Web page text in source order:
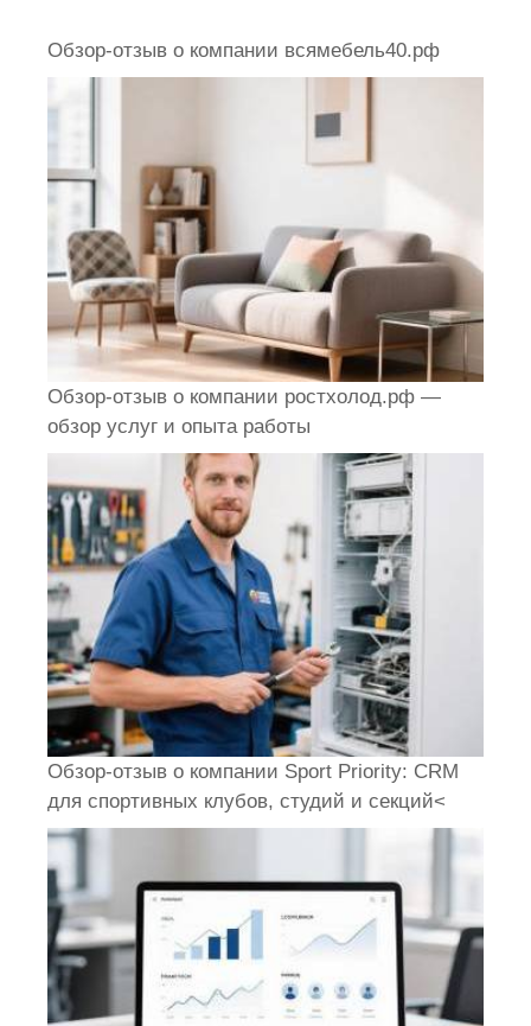
Обзор-отзыв о компании всямебель40.рф
Обзор-отзыв о компании ростхолод.рф —
обзор услуг и опыта работы
Обзор-отзыв о компании Sport Priority: CRM
для спортивных клубов, студий и секций<